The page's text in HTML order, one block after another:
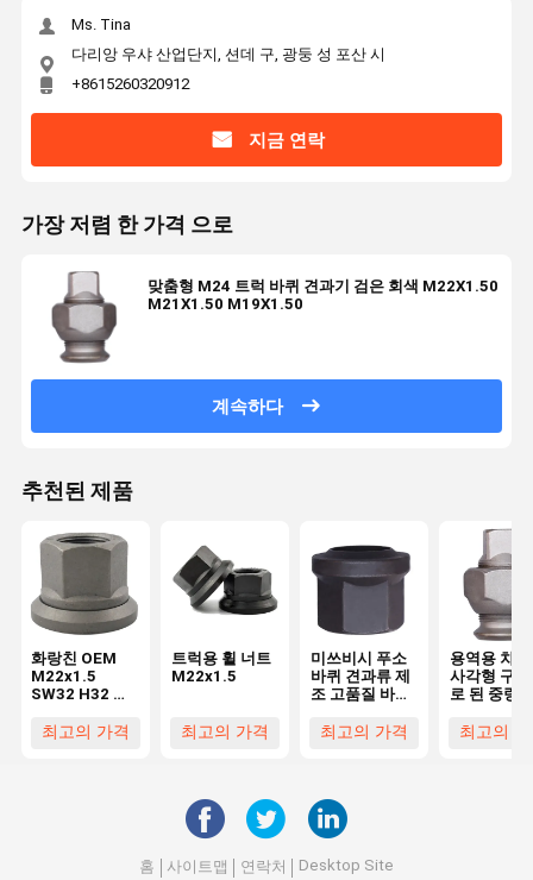
Ms. Tina
다리앙 우샤 산업단지, 션데 구, 광둥 성 포산 시
+8615260320912
지금 연락
가장 저렴 한 가격 으로
맞춤형 M24 트럭 바퀴 견과기 검은 회색 M22X1.50
M21X1.50 M19X1.50
계속하다
추천된 제품
화랑친 OEM
M22x1.5
SW32 H32 트
차량용 사용자
최고의 가격
트럭용 휠 너트
M22x1.5
최고의 가격
미쓰비시 푸소
바퀴 견과류 제
조 고품질 바퀴
및 볼트 부품
최고의 가격
용역용 차
사각형 구
로 된 중량
류최고의
홈 사이트맵 연락처 Desktop Site